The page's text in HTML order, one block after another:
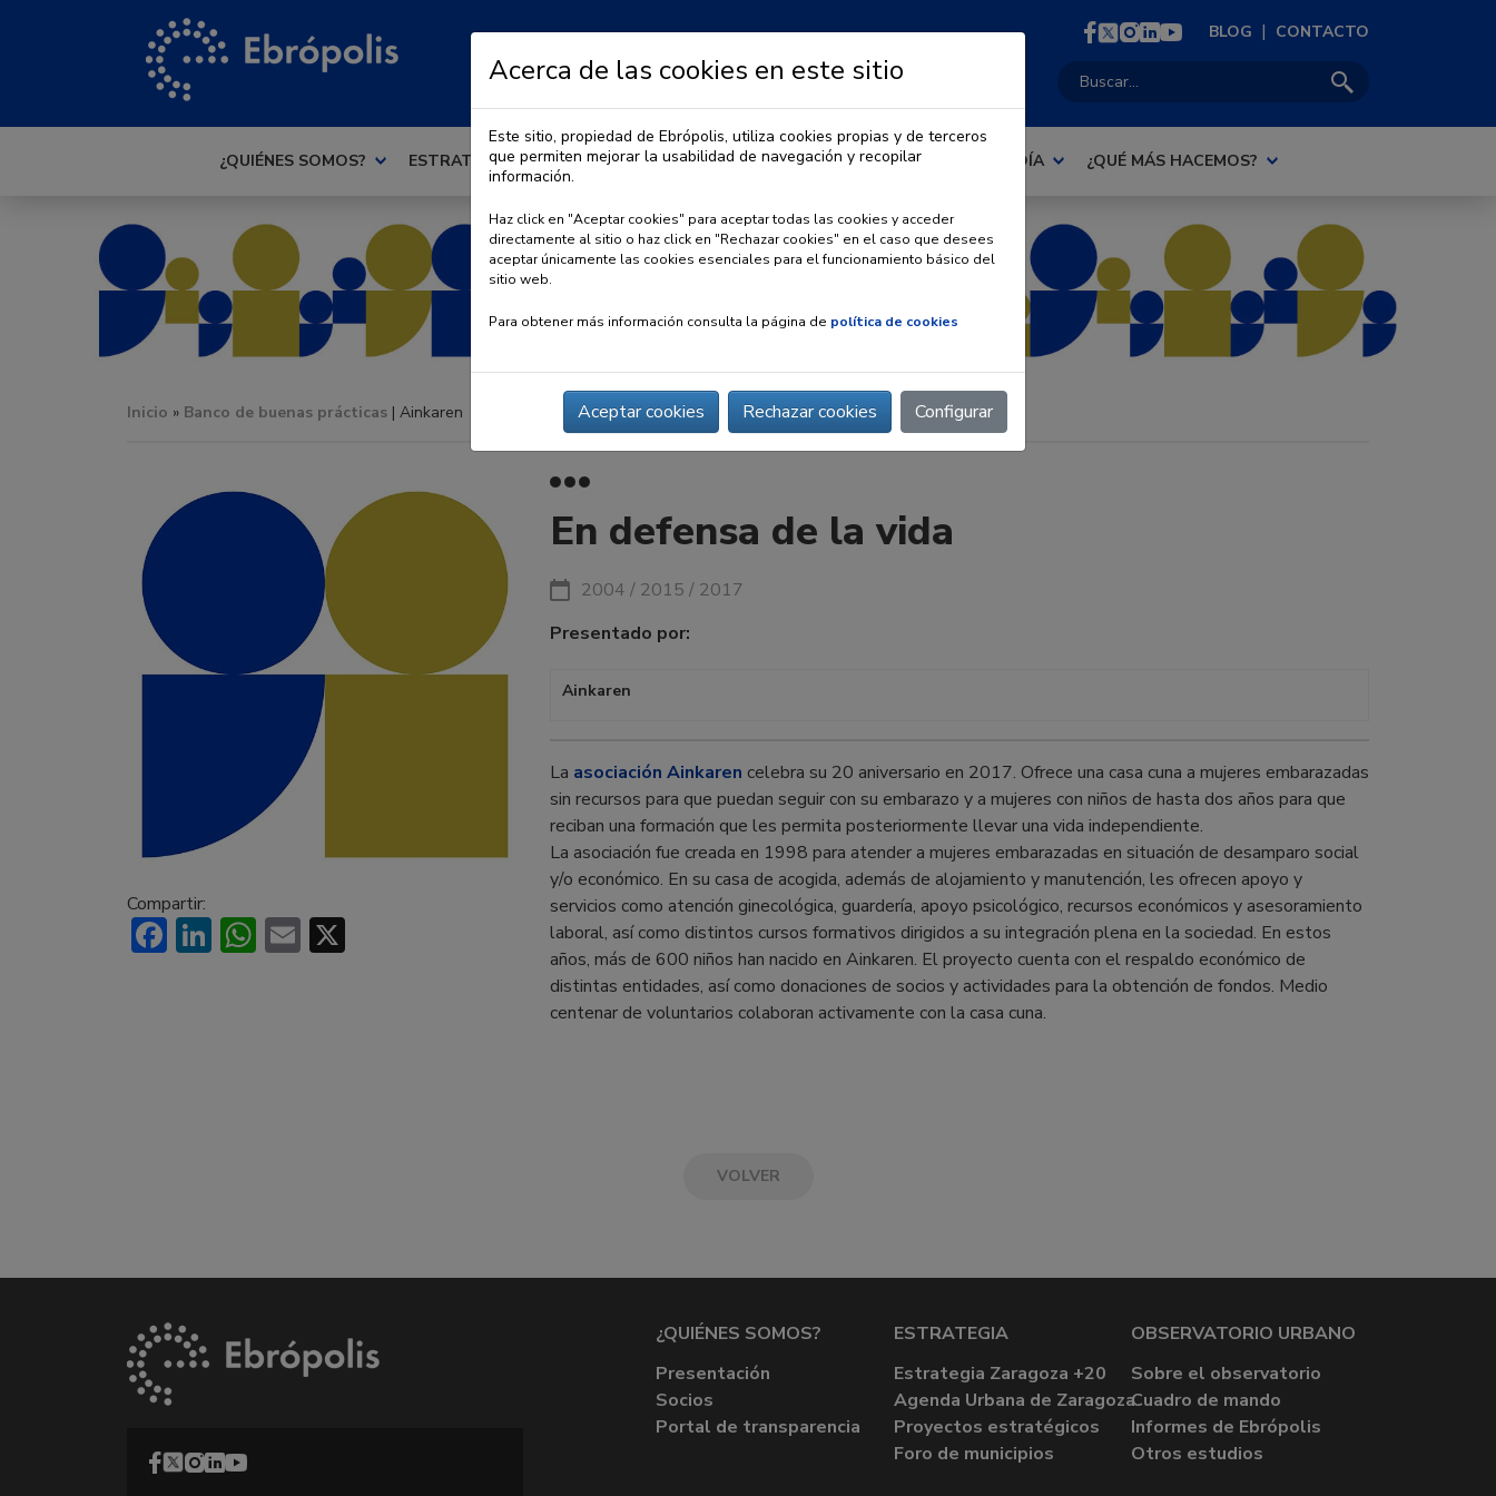
BLOG | CONTACTO
¿QUIÉNES SOMOS? ESTRATEGIA OBSERVATORIO URBANO PREMIO EBRÓPOLIS AL DÍA ¿QUÉ MÁS HACEMOS?
Inicio » Banco de buenas prácticas | Ainkaren
Compartir:
Facebook
LinkedIn
WhatsApp
Email
En defensa de la vida
2004 / 2015 / 2017
Presentado por:
Ainkaren
La asociación Ainkaren celebra su 20 aniversario en 2017. Ofrece una casa cuna a mujeres embarazadas
sin recursos para que puedan seguir con su embarazo y a mujeres con niños de hasta dos años para que
reciban una formación que les permita posteriormente llevar una vida independiente.
La asociación fue creada en 1998 para atender a mujeres embarazadas en situación de desamparo social
y/o económico. En su casa de acogida, además de alojamiento y manutención, les ofrecen apoyo y
servicios como atención ginecológica, guardería, apoyo psicológico, recursos económicos y asesoramiento
laboral, así como distintos cursos formativos dirigidos a su integración plena en la sociedad. En estos
años, más de 600 niños han nacido en Ainkaren. El proyecto cuenta con el respaldo económico de
distintas entidades, así como donaciones de socios y actividades para la obtención de fondos. Medio
centenar de voluntarios colaboran activamente con la casa cuna.
VOLVER
¿QUIÉNES SOMOS?
Presentación
Socios
Portal de transparencia
ESTRATEGIA
Estrategia Zaragoza +20
Agenda Urbana de Zaragoza
Proyectos estratégicos
Foro de municipios
OBSERVATORIO URBANO
Sobre el observatorio
Cuadro de mando
Informes de Ebrópolis
Otros estudios
Acerca de las cookies en este sitio
Este sitio, propiedad de Ebrópolis, utiliza cookies propias y de terceros
que permiten mejorar la usabilidad de navegación y recopilar
información.
Haz click en "Aceptar cookies" para aceptar todas las cookies y acceder
directamente al sitio o haz click en "Rechazar cookies" en el caso que desees
aceptar únicamente las cookies esenciales para el funcionamiento básico del
sitio web.
Para obtener más información consulta la página de política de cookies
Aceptar cookies Rechazar cookies Configurar